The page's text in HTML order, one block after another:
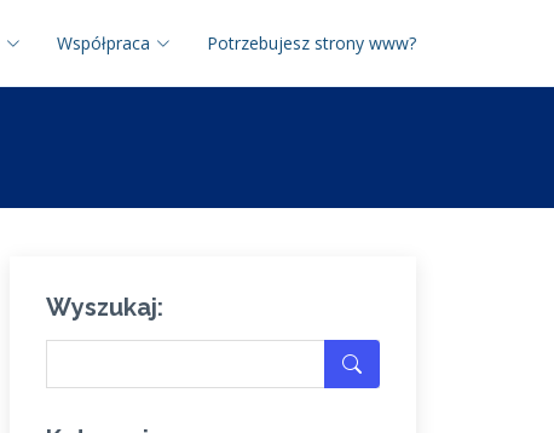
Współpraca Potrzebujesz strony www?
Wyszukaj: